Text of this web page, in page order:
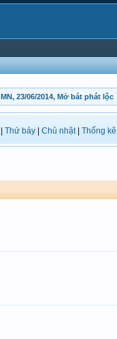
MN, 23/06/2014, Mở bát phát lộc
Thứ bảy Chủ nhật| Thống kê